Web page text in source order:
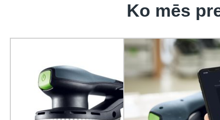
Ko mēs